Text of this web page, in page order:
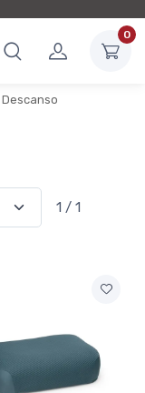
0
Descanso
1 / 1